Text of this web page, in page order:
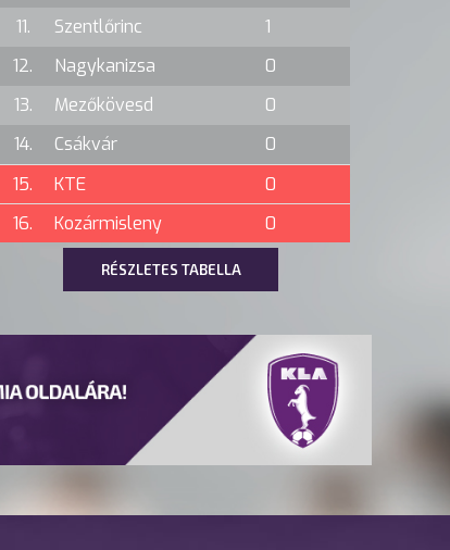
11.
Szentlőrinc
1
12.
Nagykanizsa
0
13.
Mezőkövesd
0
14.
Csákvár
0
15.
KTE
0
16.
Kozármisleny 0
RÉSZLETES TABELLA